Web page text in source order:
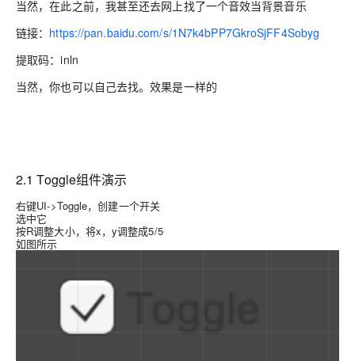
当然，在此之前，我甚至还去网上找了一个音效当背景音乐
链接： https://pan.baidu.com/s/1N7k4bPP7GkroSjFF4Sobyg
提取码：inln
当然，你也可以自己去找。效果是一样的
2.1 Toggle组件演示
右键UI->Toggle，创建一个开关
选中它
按R调整大小，将x，y调整成5/5
如图所示